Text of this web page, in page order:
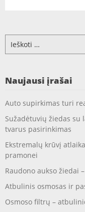
Ieškoti:
Naujausi įrašai
Auto supirkimas turi
Sužadėtuvių žiedas
tvarus pasirinkimas
Ekstremalų krūvį
pramonei
Raudono aukso žiedai
Atbulinis osmosas ir
Osmoso filtrų –